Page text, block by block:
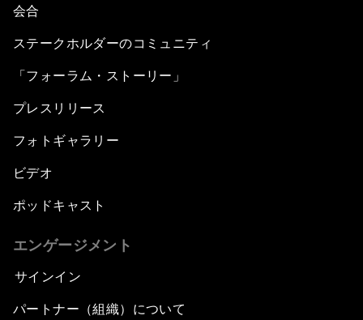
会合
ステークホルダーのコミュニティ
「フォーラム・ストーリー」
プレスリリース
フォトギャラリー
ビデオ
ポッドキャスト
エンゲージメント
サインイン
パートナー（組織）について